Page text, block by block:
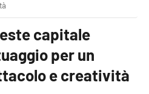
capitale
per un
e creatività